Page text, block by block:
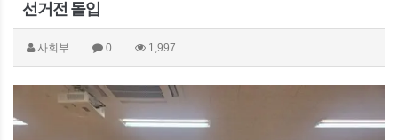
선거전 돌입
사회부 0 1,997